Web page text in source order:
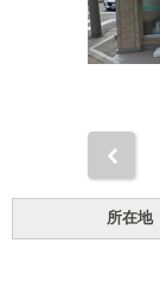
所在地